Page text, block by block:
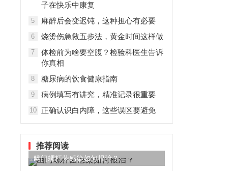
子在快乐中康复
5 麻醉后会变迟钝，这种担心有必要
6 烧烫伤急救五步法，黄金时间这样做
7
体检前为啥要空腹？检验科医生告诉
你真相
8 糖尿病的饮食健康指南
9 病例填写有讲究，精准记录很重要
10 正确认识白内障，这些误区要避免
推荐阅读
幽门螺杆菌感染如何根治？